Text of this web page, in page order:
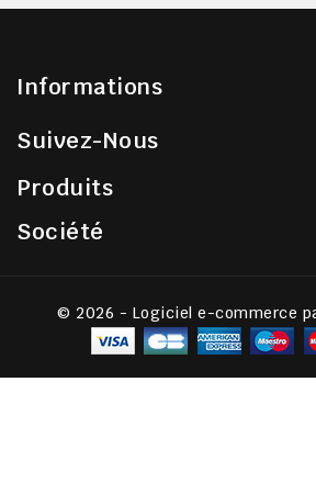
Informations
Suivez-Nous
Produits
Société
© 2026 - Logiciel e-commerce